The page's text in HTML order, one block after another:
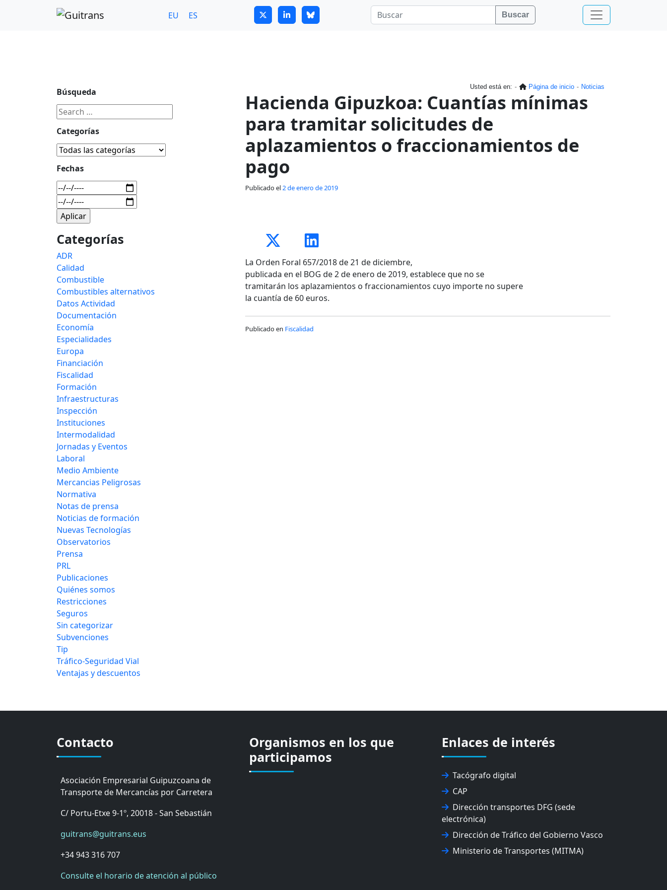
Continuar al contenido principal
C/ Portu-Etxe 9-1º, 20018-San Sebastián 943 31 67 07 guitrans@guitrans.eus
EU ES Buscar
Usted está en: Página de inicio Noticias
Hacienda Gipuzkoa: Cuantías mínimas
para tramitar solicitudes de
aplazamientos o fraccionamientos de
pago
Publicado el2 de enero de 2019
La Orden Foral 657/2018 de 21 de diciembre,
publicada en el BOG de 2 de enero de 2019, establece que no se
tramitarán los aplazamientos o fraccionamientos cuyo importe no supere
la cuantía de 60 euros.
Publicado en Fiscalidad
Búsqueda
Categorías
Fechas
Categorías
ADR
Calidad
Combustible
Combustibles alternativos
Datos Actividad
Documentación
Economía
Especialidades
Europa
Financiación
Fiscalidad
Formación
Infraestructuras
Inspección
Instituciones
Intermodalidad
Jornadas y Eventos
Laboral
Medio Ambiente
Mercancias Peligrosas
Normativa
Notas de prensa
Noticias de formación
Nuevas Tecnologías
Observatorios
Prensa
PRL
Publicaciones
Quiénes somos
Restricciones
Seguros
Sin categorizar
Subvenciones
Tip
Tráfico-Seguridad Vial
Ventajas y descuentos
Contacto
Asociación Empresarial Guipuzcoana de
Transporte de Mercancías por Carretera
C/ Portu-Etxe 9-1º, 20018 - San Sebastián
guitrans@guitrans.eus
+34 943 316 707
Consulte el horario de atención al público
Organismos en los que
participamos
Enlaces de interés
Tacógrafo digital
CAP
Dirección transportes DFG (sede
electrónica)
Dirección de Tráfico del Gobierno Vasco
Ministerio de Transportes (MITMA)